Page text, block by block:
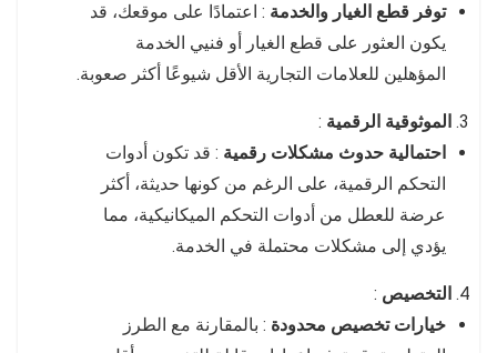
توفر قطع الغيار والخدمة : اعتمادًا على موقعك، قد
يكون العثور على قطع الغيار أو فنيي الخدمة
المؤهلين للعلامات التجارية الأقل شيوعًا أكثر صعوبة.
الموثوقية الرقمية :
احتمالية حدوث مشكلات رقمية : قد تكون أدوات
التحكم الرقمية، على الرغم من كونها حديثة، أكثر
عرضة للعطل من أدوات التحكم الميكانيكية، مما
يؤدي إلى مشكلات محتملة في الخدمة.
التخصيص :
خيارات تخصيص محدودة : بالمقارنة مع الطرز